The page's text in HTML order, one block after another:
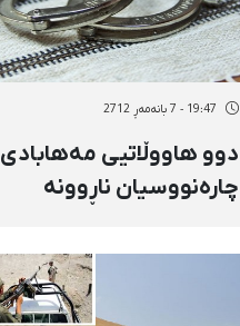
19:47 - 7 بانەمەڕ 2712
دوو هاووڵاتیی مەهابادی
چارەنووسیان ناڕوونە